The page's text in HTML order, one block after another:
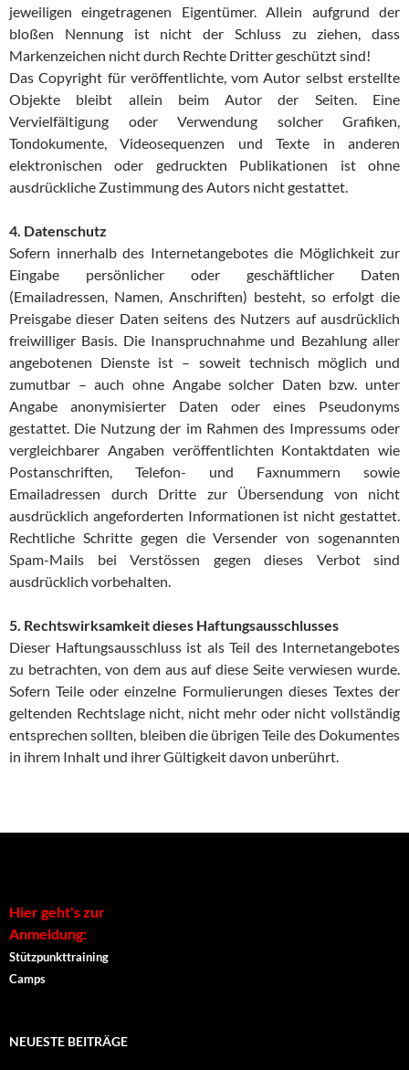
jeweiligen eingetragenen Eigentümer. Allein aufgrund der
bloßen Nennung ist nicht der Schluss zu ziehen, dass
Markenzeichen nicht durch Rechte Dritter geschützt sind!
Das Copyright für veröffentlichte, vom Autor selbst erstellte
Objekte bleibt allein beim Autor der Seiten. Eine
Vervielfältigung oder Verwendung solcher Grafiken,
Tondokumente, Videosequenzen und Texte in anderen
elektronischen oder gedruckten Publikationen ist ohne
ausdrückliche Zustimmung des Autors nicht gestattet.
4. Datenschutz
Sofern innerhalb des Internetangebotes die Möglichkeit zur
Eingabe persönlicher oder geschäftlicher Daten
(Emailadressen, Namen, Anschriften) besteht, so erfolgt die
Preisgabe dieser Daten seitens des Nutzers auf ausdrücklich
freiwilliger Basis. Die Inanspruchnahme und Bezahlung aller
angebotenen Dienste ist – soweit technisch möglich und
zumutbar – auch ohne Angabe solcher Daten bzw. unter
Angabe anonymisierter Daten oder eines Pseudonyms
gestattet. Die Nutzung der im Rahmen des Impressums oder
vergleichbarer Angaben veröffentlichten Kontaktdaten wie
Postanschriften, Telefon- und Faxnummern sowie
Emailadressen durch Dritte zur Übersendung von nicht
ausdrücklich angeforderten Informationen ist nicht gestattet.
Rechtliche Schritte gegen die Versender von sogenannten
Spam-Mails bei Verstössen gegen dieses Verbot sind
ausdrücklich vorbehalten.
5. Rechtswirksamkeit dieses Haftungsausschlusses
Dieser Haftungsausschluss ist als Teil des Internetangebotes
zu betrachten, von dem aus auf diese Seite verwiesen wurde.
Sofern Teile oder einzelne Formulierungen dieses Textes der
geltenden Rechtslage nicht, nicht mehr oder nicht vollständig
entsprechen sollten, bleiben die übrigen Teile des Dokumentes
in ihrem Inhalt und ihrer Gültigkeit davon unberührt.
Hier geht's zur
Anmeldung:
Stützpunkttraining
Camps
NEUESTE BEITRÄGE